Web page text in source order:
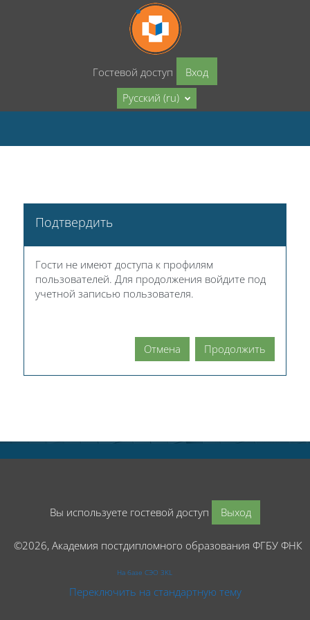
Перейти к основному содержанию
Гостевой доступ
Вход
Русский ‎(ru)‎
Подтвердить
Гости не имеют доступа к профилям
пользователей. Для продолжения войдите под
учетной записью пользователя.
Отмена Продолжить
Вы используете гостевой доступ Выход
©2026, Академия постдипломного образования ФГБУ
На базе СЭО 3KL
Переключить на стандартную тему